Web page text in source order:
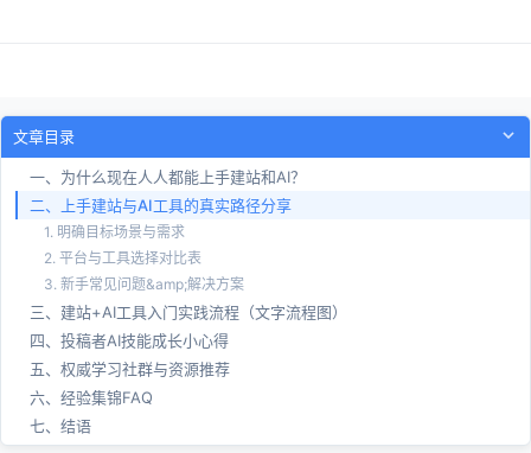
文章目录
一、为什么现在人人都能上手建站和AI？
二、上手建站与AI工具的真实路径分享
1. 明确目标场景与需求
2. 平台与工具选择对比表
3. 新手常见问题&amp;解决方案
三、建站+AI工具入门实践流程（文字流程图）
四、投稿者AI技能成长小心得
五、权威学习社群与资源推荐
六、经验集锦FAQ
七、结语